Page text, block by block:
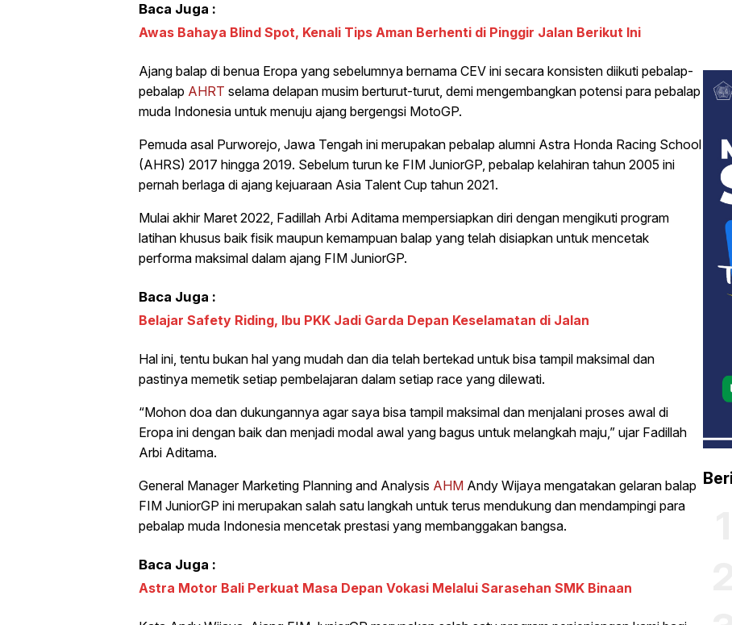
Baca Juga :
Awas Bahaya Blind Spot, Kenali Tips Aman Berhenti di Pinggir Jalan Berikut Ini
Ajang balap di benua Eropa yang sebelumnya bernama CEV ini secara konsisten diikuti pebalap-
pebalap AHRT selama delapan musim berturut-turut, demi mengembangkan potensi para pebalap
muda Indonesia untuk menuju ajang bergengsi MotoGP.
Pemuda asal Purworejo, Jawa Tengah ini merupakan pebalap alumni Astra Honda Racing School
(AHRS) 2017 hingga 2019. Sebelum turun ke FIM JuniorGP, pebalap kelahiran tahun 2005 ini
pernah berlaga di ajang kejuaraan Asia Talent Cup tahun 2021.
Mulai akhir Maret 2022, Fadillah Arbi Aditama mempersiapkan diri dengan mengikuti program
latihan khusus baik fisik maupun kemampuan balap yang telah disiapkan untuk mencetak
performa maksimal dalam ajang FIM JuniorGP.
Baca Juga :
Belajar Safety Riding, Ibu PKK Jadi Garda Depan Keselamatan di Jalan
Hal ini, tentu bukan hal yang mudah dan dia telah bertekad untuk bisa tampil maksimal dan
pastinya memetik setiap pembelajaran dalam setiap race yang dilewati.
“Mohon doa dan dukungannya agar saya bisa tampil maksimal dan menjalani proses awal di
Eropa ini dengan baik dan menjadi modal awal yang bagus untuk melangkah maju,” ujar Fadillah
Arbi Aditama.
General Manager Marketing Planning and Analysis AHM Andy Wijaya mengatakan gelaran balap
FIM JuniorGP ini merupakan salah satu langkah untuk terus mendukung dan mendampingi para
pebalap muda Indonesia mencetak prestasi yang membanggakan bangsa.
Baca Juga :
Astra Motor Bali Perkuat Masa Depan Vokasi Melalui Sarasehan SMK Binaan